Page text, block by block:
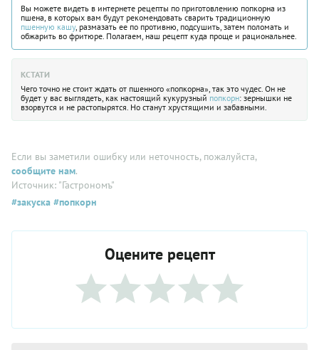
Вы можете видеть в интернете рецепты по приготовлению попкорна из
пшена, в которых вам будут рекомендовать сварить традиционную
пшенную кашу, размазать ее по противню, подсушить, затем поломать и
обжарить во фритюре. Полагаем, наш рецепт куда проще и рациональнее.
КСТАТИ
Чего точно не стоит ждать от пшенного «попкорна», так это чудес. Он не
будет у вас выглядеть, как настоящий кукурузный попкорн: зернышки не
взорвутся и не растопырятся. Но станут хрустящими и забавными.
Если вы заметили ошибку или неточность, пожалуйста,
сообщите нам.
Источник: "Гастрономъ"
#закуска #попкорн
Оцените рецепт